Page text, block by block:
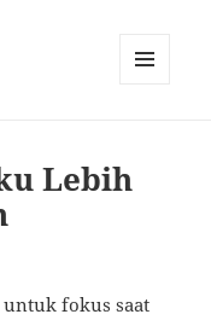
Lebih
fokus saat